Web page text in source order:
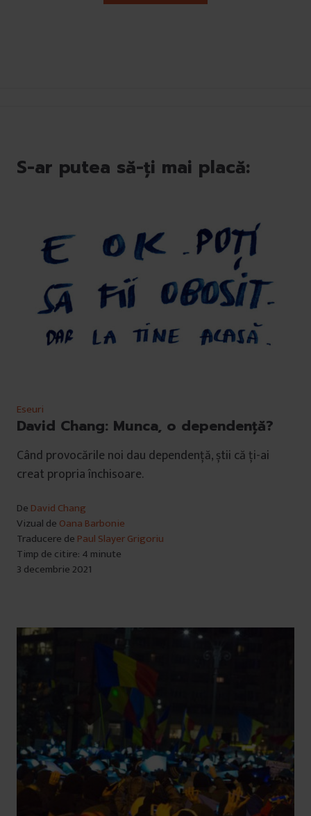
S-ar putea să-ți mai placă:
Eseuri
David Chang: Munca, o dependență?
Când provocările noi dau dependență, știi că ți-ai
creat propria închisoare.
De David Chang
Vizual de Oana Barbonie
Traducere de Paul Slayer Grigoriu
Timp de citire: 4 minute
3 decembrie 2021